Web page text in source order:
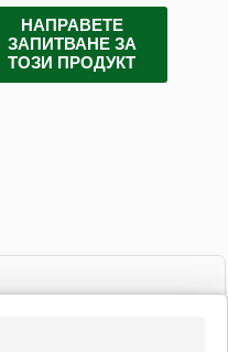
НАПРАВЕТЕ
ЗАПИТВАНЕ ЗА
ТОЗИ ПРОДУКТ